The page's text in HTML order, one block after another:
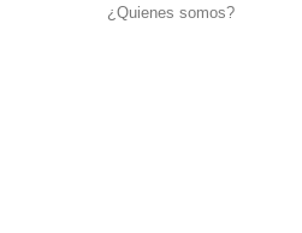
¿Quienes somos?